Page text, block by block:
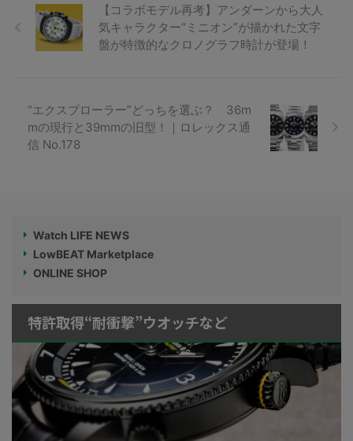
【コラボモデル再考】アンダーンから大人
気キャラクター“ミニオン”が描かれた文字
盤が特徴的なクロノグラフ時計が登場！
“エクスプローラー”どっちを選ぶ？ 36m
mの現行と39mmの旧型！｜ロレックス通
信 No.178
Watch LIFE NEWS
LowBEAT Marketplace
ONLINE SHOP
特許取得“耐衝撃”ウオッチなど